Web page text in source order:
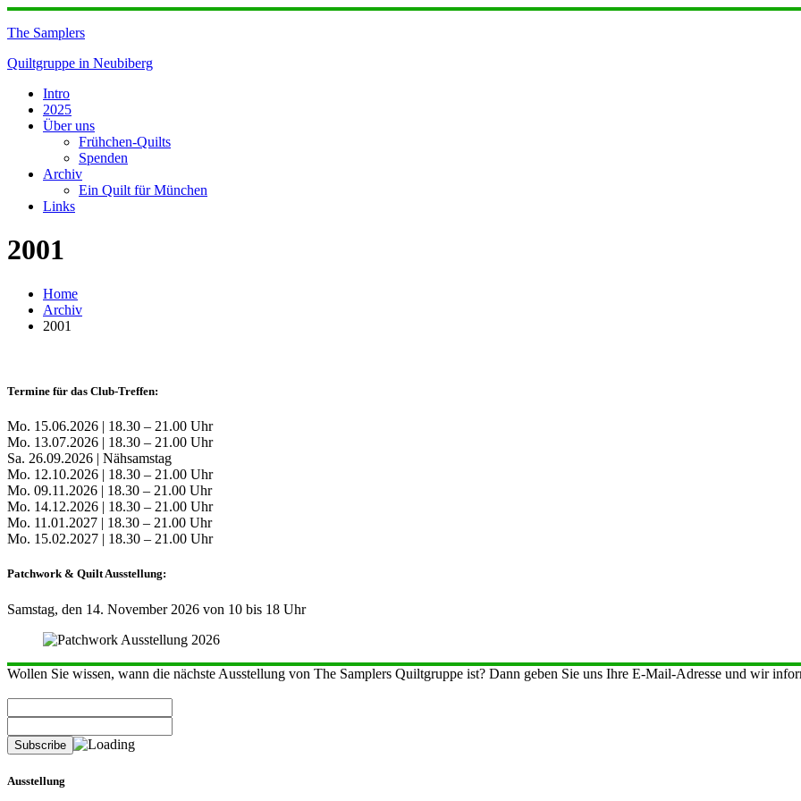
Skip
to
The Samplers
Quiltgruppe in Neubiberg
Intro
2025
Über uns
Frühchen-Quilts
Spenden
Archiv
Ein Quilt für München
Links
2001
Home
Archiv
2001
Termine für das Club-Treffen:
Mo. 15.06.2026 | 18.30 – 21.00 Uhr
Mo. 13.07.2026 | 18.30 – 21.00 Uhr
Sa. 26.09.2026 | Nähsamstag
Mo. 12.10.2026 | 18.30 – 21.00 Uhr
Mo. 09.11.2026 | 18.30 – 21.00 Uhr
Mo. 14.12.2026 | 18.30 – 21.00 Uhr
Mo. 11.01.2027 | 18.30 – 21.00 Uhr
Mo. 15.02.2027 | 18.30 – 21.00 Uhr
Patchwork & Quilt Ausstellung:
Samstag, den 14. November 2026 von 10 bis 18 Uhr
Wollen Sie wissen, wann die nächste Ausstellung von The Samplers Quiltgruppe ist? Dann geben Sie uns Ihre E-Mail-Adresse und wir
Ausstellung